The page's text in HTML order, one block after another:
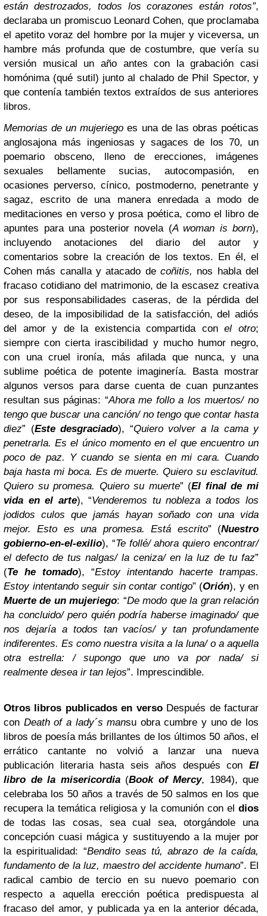
están destrozados, todos los corazones están rotos”,
declaraba un promiscuo Leonard Cohen, que proclamaba
el apetito voraz del hombre por la mujer y viceversa, un
hambre más profunda que de costumbre, que vería su
versión musical un año antes con la grabación casi
homónima (qué sutil) junto al chalado de Phil Spector, y
que contenía también textos extraídos de sus anteriores
libros.
Memorias de un mujeriegoes una de las obras poéticas
anglosajona más ingeniosas y sagaces de los 70, un
poemario obsceno, lleno de erecciones, imágenes
sexuales bellamente sucias, autocompasión, en
ocasiones perverso, cínico, postmoderno, penetrante y
sagaz, escrito de una manera enredada a modo de
meditaciones en verso y prosa poética, como el libro de
apuntes para una posterior novela (A woman is born),
incluyendo anotaciones del diario del autor y
comentarios sobre la creación de los textos. En él, el
Cohen más canalla y atacado de coñitis, nos habla del
fracaso cotidiano del matrimonio, de la escasez creativa
por sus responsabilidades caseras, de la pérdida del
deseo, de la imposibilidad de la satisfacción, del adiós
del amor y de la existencia compartida conel otro;
siempre con cierta irascibilidad y mucho humor negro,
con una cruel ironía, más afilada que nunca, y una
sublime poética de potente imaginería. Basta mostrar
algunos versos para darse cuenta de cuan punzantes
resultan sus páginas: “Ahora me follo a los muertos/ no
tengo que buscar una canción/ no tengo que contar hasta
diez” (Este desgraciado), “Quiero volver a la cama y
penetrarla. Es el único momento en el que encuentro un
poco de paz. Y cuando se sienta en mi cara. Cuando
baja hasta mi boca. Es de muerte. Quiero su esclavitud.
Quiero su promesa. Quiero su muerte” (El final de mi
vida en el arte), “Venderemos tu nobleza a todos los
jodidos culos que jamás hayan soñado con una vida
mejor. Esto es una promesa. Está escrito” (Nuestro
gobierno-en-el-exilio), “Te follé/ ahora quiero encontrar/
el defecto de tus nalgas/ la ceniza/ en la luz de tu faz”
(Te he tomado), “Estoy intentando hacerte trampas.
Estoy intentando seguir sin contar contigo” (Orión), y en
Muerte de un mujeriego: “De modo que la gran relación
ha concluido/ pero quién podría haberse imaginado/ que
nos dejaría a todos tan vacíos/ y tan profundamente
indiferentes. Es como nuestra visita a la luna/ o a aquella
otra estrella: / supongo que uno va por nada/ si
realmente desea ir tan lejos”. Imprescindible.
Otros libros publicados en verso Después de facturar
con Death of a lady´s mansu obra cumbre y uno de los
libros de poesía más brillantes de los últimos 50 años, el
errático cantante no volvió a lanzar una nueva
publicación literaria hasta seis años después con El
libro de la misericordia(Book of Mercy, 1984), que
celebraba los 50 años a través de 50 salmos en los que
recupera la temática religiosa y la comunión con el dios
de todas las cosas, sea cual sea, otorgándole una
concepción cuasi mágica y sustituyendo a la mujer por
la espiritualidad: “Bendito seas tú, abrazo de la caída,
fundamento de la luz, maestro del accidente humano”. El
radical cambio de tercio en su nuevo poemario con
respecto a aquella erección poética predispuesta al
fracaso del amor, y publicada ya en la anterior década,